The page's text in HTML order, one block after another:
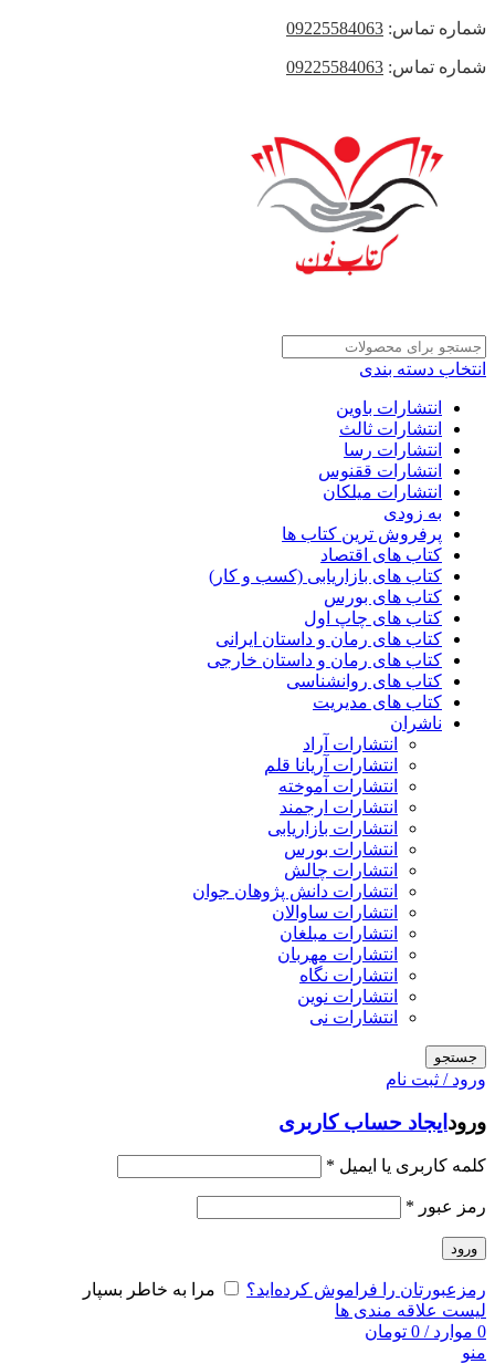
شماره تماس: 09225584063
شماره تماس: 09225584063
انتخاب دسته بندی
انتشارات باوین
انتشارات ثالث
انتشارات رسا
انتشارات ققنوس
انتشارات میلکان
به زودی
پرفروش ترین کتاب ها
کتاب های اقتصاد
کتاب های بازاریابی (کسب و کار)
کتاب های بورس
کتاب های چاپ اول
کتاب های رمان و داستان ایرانی
کتاب های رمان و داستان خارجی
کتاب های روانشناسی
کتاب های مدیریت
ناشران
انتشارات آراد
انتشارات آریانا قلم
انتشارات آموخته
انتشارات ارجمند
انتشارات بازاریابی
انتشارات بورس
انتشارات چالش
انتشارات دانش پژوهان جوان
انتشارات ساوالان
انتشارات مبلغان
انتشارات مهربان
انتشارات نگاه
انتشارات نوین
انتشارات نی
جستجو
ورود / ثبت نام
ورود ایجاد حساب کاربری
کلمه کاربری یا ایمیل *
رمز عبور *
ورود
رمزعبورتان را فراموش کرده‌اید؟
مرا به خاطر بسپار
لیست علاقه مندی ها
0 موارد /
0 تومان
منو